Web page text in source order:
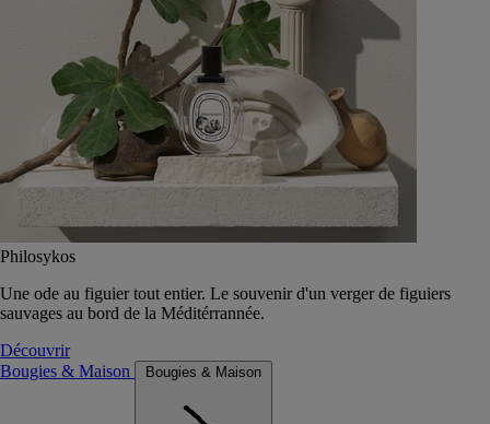
Philosykos
Une ode au figuier tout entier. Le souvenir d'un verger de figuiers
sauvages au bord de la Méditérrannée.
Découvrir
Bougies & Maison
Bougies & Maison